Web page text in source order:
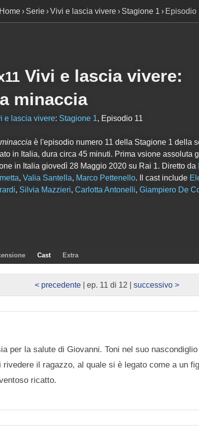
Home Serie Vivi e lascia vivere Stagione 1 Episodio
Vivi e lascia vivere:
minaccia
e lascia vivere: Stagione 1, Episodio 11
è l'episodio numero 11 della Stagione 1 della
in Italia, dura circa 45 minuti. Prima vsione assoluta
in Italia giovedì 28 Maggio 2020 su Rai 1. Diretto da
, Valia Santella, Marco Pettenello. Il cast include
, Silvia Mazzieri, Carlotta Antonelli, Giampiero De
Cast Extra
< precedente| ep. 11 di 12 | successivo >
per la salute di Giovanni. Toni nel suo
il ragazzo, al quale si è legato come a un
ricatto.